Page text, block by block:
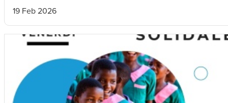
19 Feb 2026